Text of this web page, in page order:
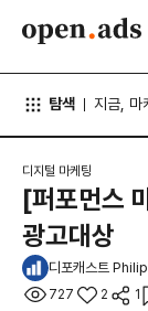
탐색 지금, 마
디지털 마케팅
[퍼포먼스
광고대상
디포캐스트 Philip
727 2 1